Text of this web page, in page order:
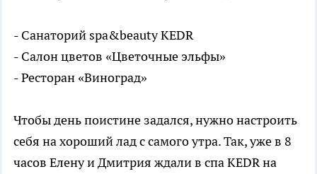
- Санаторий spa&beauty KEDR
- Салон цветов «Цветочные эльфы»
- Ресторан «Виноград»
Чтобы день поистине задался, нужно настроить
себя на хороший лад с самого утра. Так, уже в 8
часов Елену и Дмитрия ждали в спа KEDR на